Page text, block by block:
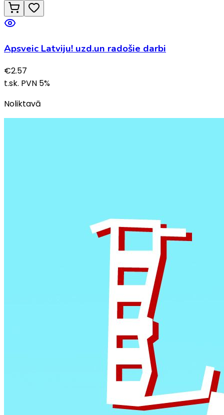
Apsveic Latviju! uzd.un radošie darbi
€2.57
t.sk. PVN 5%
Noliktavā